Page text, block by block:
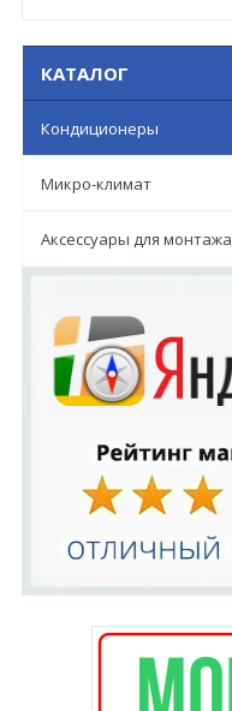
КАТАЛОГ
Кондиционеры
Микро-климат
Аксессуары для монтажа